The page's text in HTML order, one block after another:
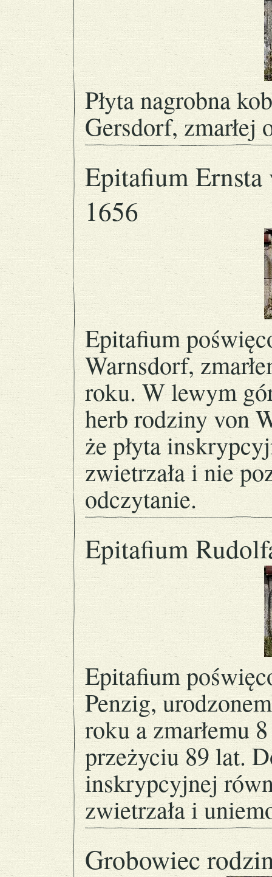
Płyta nagrobna
Gersdorf, zmarłej
Epitafium
1656
Epitafium
Warnsdorf,
roku. W lewym
herb rodziny von
że płyta
zwietrzała i nie
odczytanie.
Epitafium
Epitafium
Penzig,
roku a zmarłemu
przeżyciu 89 lat.
inskrypcyjnej
zwietrzała i
Grobowiec